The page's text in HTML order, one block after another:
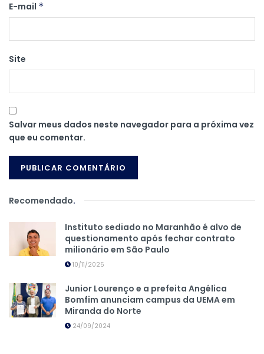
E-mail *
Site
Salvar meus dados neste navegador para a próxima vez
que eu comentar.
Recomendado.
Instituto sediado no Maranhão é alvo de
questionamento após fechar contrato
milionário em São Paulo
10/11/2025
Junior Lourenço e a prefeita Angélica
Bomfim anunciam campus da UEMA em
Miranda do Norte
24/09/2024